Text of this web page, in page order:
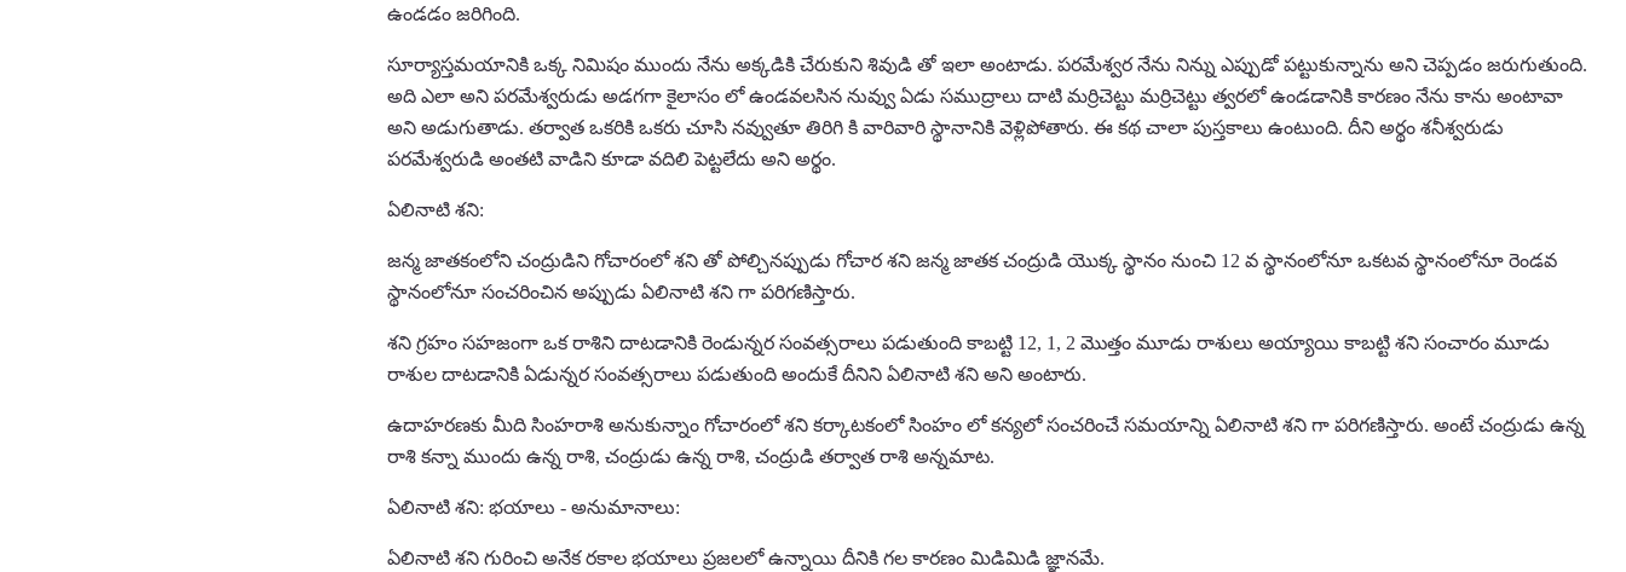
ఉండడం జరిగింది.
సూర్యాస్తమయానికి ఒక్క నిమిషం ముందు నేను అక్కడికి చేరుకుని శివుడి తో ఇలా అంటాడు. పరమేశ్వర నేను నిన్ను ఎప్పుడో పట్టుకున్నాను అని చెప్పడం జరుగుతుంది.
అది ఎలా అని పరమేశ్వరుడు అడగగా కైలాసం లో ఉండవలసిన నువ్వు ఏడు సముద్రాలు దాటి మర్రిచెట్టు మర్రిచెట్టు త్వరలో ఉండడానికి కారణం నేను కాను అంటావా
అని అడుగుతాడు. తర్వాత ఒకరికి ఒకరు చూసి నవ్వుతూ తిరిగి కి వారివారి స్థానానికి వెళ్లిపోతారు. ఈ కథ చాలా పుస్తకాలు ఉంటుంది. దీని అర్థం శనీశ్వరుడు
పరమేశ్వరుడి అంతటి వాడిని కూడా వదిలి పెట్టలేదు అని అర్థం.
ఏలినాటి శని:
జన్మ జాతకంలోని చంద్రుడిని గోచారంలో శని తో పోల్చినప్పుడు గోచార శని జన్మ జాతక చంద్రుడి యొక్క స్థానం నుంచి 12 వ స్థానంలోనూ ఒకటవ స్థానంలోనూ రెండవ
స్థానంలోనూ సంచరించిన అప్పుడు ఏలినాటి శని గా పరిగణిస్తారు.
శని గ్రహం సహజంగా ఒక రాశిని దాటడానికి రెండున్నర సంవత్సరాలు పడుతుంది కాబట్టి 12, 1, 2 మొత్తం మూడు రాశులు అయ్యాయి కాబట్టి శని సంచారం మూడు
రాశుల దాటడానికి ఏడున్నర సంవత్సరాలు పడుతుంది అందుకే దీనిని ఏలినాటి శని అని అంటారు.
ఉదాహరణకు మీది సింహరాశి అనుకున్నాం గోచారంలో శని కర్కాటకంలో సింహం లో కన్యలో సంచరించే సమయాన్ని ఏలినాటి శని గా పరిగణిస్తారు. అంటే చంద్రుడు ఉన్న
రాశి కన్నా ముందు ఉన్న రాశి, చంద్రుడు ఉన్న రాశి, చంద్రుడి తర్వాత రాశి అన్నమాట.
ఏలినాటి శని: భయాలు - అనుమానాలు:
ఏలినాటి శని గురించి అనేక రకాల భయాలు ప్రజలలో ఉన్నాయి దీనికి గల కారణం మిడిమిడి జ్ఞానమే.